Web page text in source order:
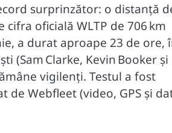
surprinzător: o distanță
oficială WLTP de 706 km
a durat aproape 23 de ore,
(Sam Clarke, Kevin Booker și
vigilenți. Testul a fost
Webfleet (video, GPS și